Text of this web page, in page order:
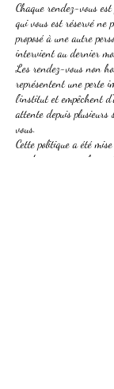
Chaque rendez-vous
qui vous est réservé ne
proposé à une autre
intervient au dernier
Les rendez-vous non
représentent une perte
l'institut et empêchent
attente depuis
vous.
Cette politique a été
rendez-vous non